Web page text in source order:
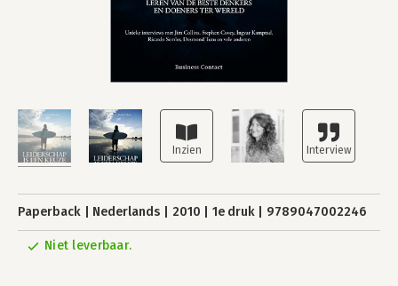
Paperback Nederlands 2010 1e druk 9789047002246
Niet leverbaar.